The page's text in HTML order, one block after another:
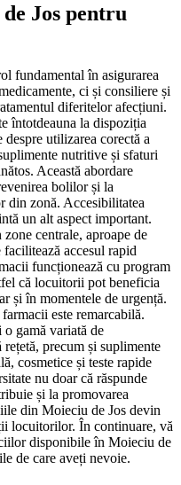
Jos pentru
fundamental în asigurarea
ci și consiliere și
diferitelor afecțiuni.
întotdeauna la dispoziția
utilizarea corectă a
nutritive și sfaturi
Această abordare
bolilor și la
din zonă. Accesibilitatea
un alt aspect important.
centrale, aproape de
accesul rapid
funcționează cu program
că locuitorii pot beneficia
și în momentele de urgență.
este remarcabilă.
gamă variată de
rețetă, precum și suplimente
cosmetice și teste rapide
nu doar că răspunde
și la promovarea
din Moieciu de Jos devin
locuitorilor. În continuare, vă
disponibile în Moieciu de
de care aveți nevoie.